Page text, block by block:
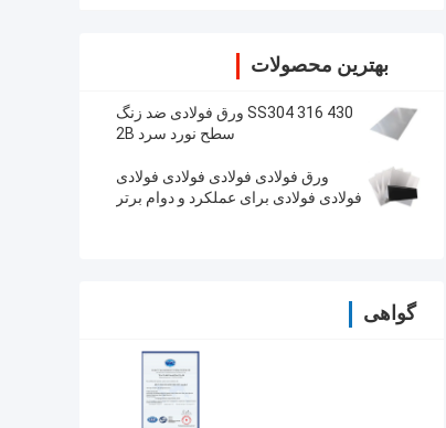
بهترین محصولات
SS304 316 430 ورق فولادی ضد زنگ
سطح نورد سرد 2B
ورق فولادی فولادی فولادی فولادی
فولادی فولادی برای عملکرد و دوام برتر
گواهی